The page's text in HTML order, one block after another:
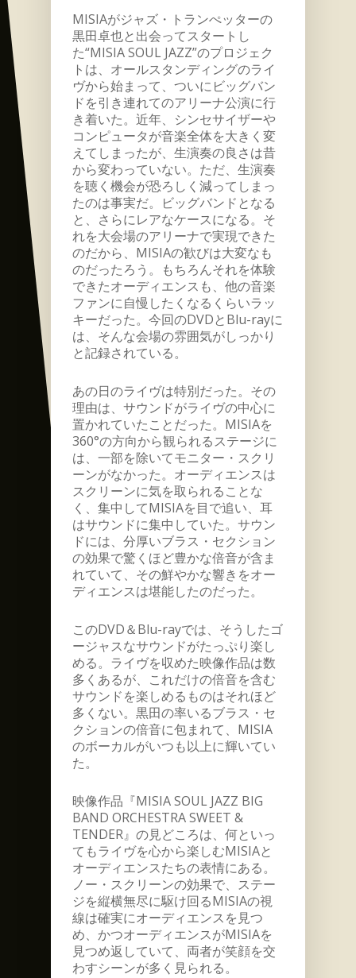
MISIAがジャズ・トランぺッターの
黒田卓也と出会ってスタートし
た“MISIA SOUL JAZZ”のプロジェク
トは、オールスタンディングのライ
ヴから始まって、ついにビッグバン
ドを引き連れてのアリーナ公演に行
き着いた。近年、シンセサイザーや
コンピュータが音楽全体を大きく変
えてしまったが、生演奏の良さは昔
から変わっていない。ただ、生演奏
を聴く機会が恐ろしく減ってしまっ
たのは事実だ。ビッグバンドとなる
と、さらにレアなケースになる。そ
れを大会場のアリーナで実現できた
のだから、MISIAの歓びは大変なも
のだったろう。もちろんそれを体験
できたオーディエンスも、他の音楽
ファンに自慢したくなるくらいラッ
キーだった。今回のDVDとBlu-rayに
は、そんな会場の雰囲気がしっかり
と記録されている。
あの日のライヴは特別だった。その
理由は、サウンドがライヴの中心に
置かれていたことだった。MISIAを
360°の方向から観られるステージに
は、一部を除いてモニター・スクリ
ーンがなかった。オーディエンスは
スクリーンに気を取られることな
く、集中してMISIAを目で追い、耳
はサウンドに集中していた。サウン
ドには、分厚いブラス・セクション
の効果で驚くほど豊かな倍音が含ま
れていて、その鮮やかな響きをオー
ディエンスは堪能したのだった。
このDVD＆Blu-rayでは、そうしたゴ
ージャスなサウンドがたっぷり楽し
める。ライヴを収めた映像作品は数
多くあるが、これだけの倍音を含む
サウンドを楽しめるものはそれほど
多くない。黒田の率いるブラス・セ
クションの倍音に包まれて、MISIA
のボーカルがいつも以上に輝いてい
た。
映像作品『MISIA SOUL JAZZ BIG
BAND ORCHESTRA SWEET &
TENDER』の見どころは、何といっ
てもライヴを心から楽しむMISIAと
オーディエンスたちの表情にある。
ノー・スクリーンの効果で、ステー
ジを縦横無尽に駆け回るMISIAの視
線は確実にオーディエンスを見つ
め、かつオーディエンスがMISIAを
見つめ返していて、両者が笑顔を交
わすシーンが多く見られる。